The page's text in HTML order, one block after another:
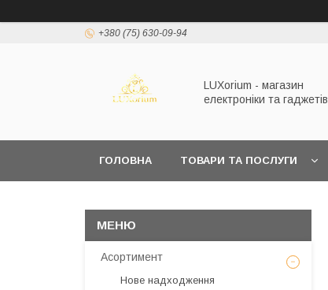
+380 (75) 630-09-94
LUXorium - магазин
електроніки та гаджетів
ГОЛОВНА ТОВАРИ ТА ПОСЛУГИ
Асортимент
Нове надходження